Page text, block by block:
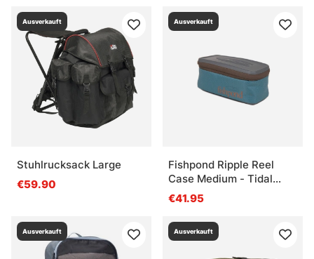
Ausverkauft
Stuhlrucksack Large
€59.90
Ausverkauft
Fishpond Ripple Reel
Case Medium - Tidal
Blue
€41.95
Ausverkauft Ausverkauft